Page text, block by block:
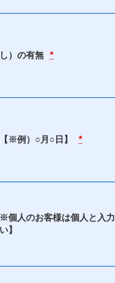
）の有無 *
※例）○月○日】 *
個人のお客様は個人と入
】